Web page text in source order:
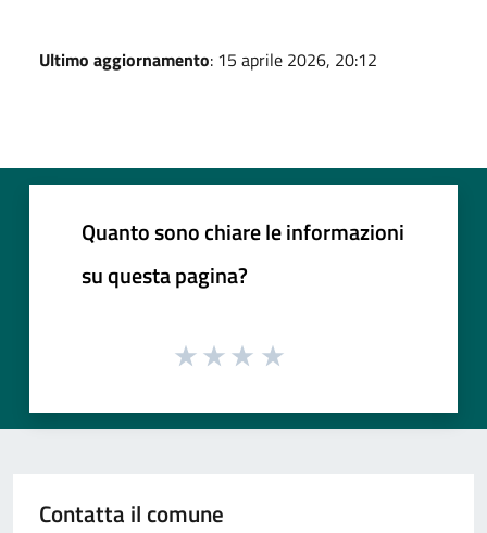
Ultimo aggiornamento: 15 aprile 2026, 20:12
Quanto sono chiare le informazioni
su questa pagina?
Contatta il comune